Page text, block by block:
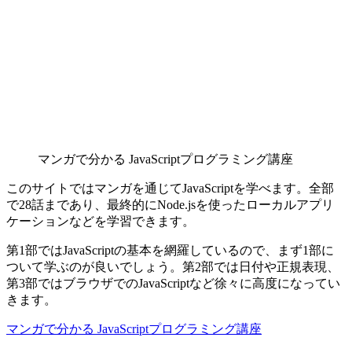
マンガで分かる JavaScriptプログラミング講座
このサイトではマンガを通じてJavaScriptを学べます。全部
で28話まであり、最終的にNode.jsを使ったローカルアプリ
ケーションなどを学習できます。
第1部ではJavaScriptの基本を網羅しているので、まず1部に
ついて学ぶのが良いでしょう。第2部では日付や正規表現、
第3部ではブラウザでのJavaScriptなど徐々に高度になってい
きます。
マンガで分かる JavaScriptプログラミング講座